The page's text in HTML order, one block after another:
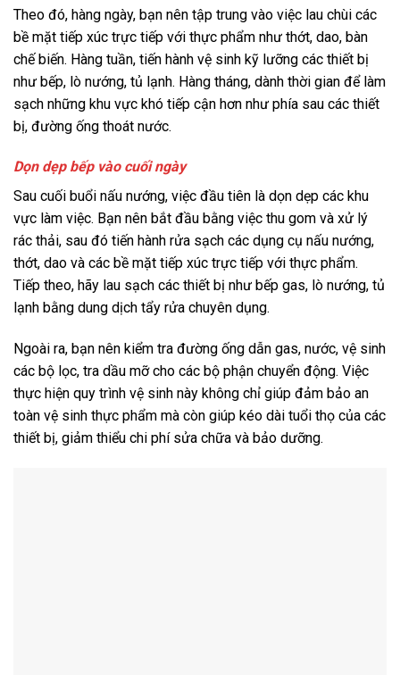
Theo đó, hàng ngày, bạn nên tập trung vào việc lau chùi các
bề mặt tiếp xúc trực tiếp với thực phẩm như thớt, dao, bàn
chế biến. Hàng tuần, tiến hành vệ sinh kỹ lưỡng các thiết bị
như bếp, lò nướng, tủ lạnh. Hàng tháng, dành thời gian để làm
sạch những khu vực khó tiếp cận hơn như phía sau các thiết
bị, đường ống thoát nước.
Dọn dẹp bếp vào cuối ngày
Sau cuối buổi nấu nướng, việc đầu tiên là dọn dẹp các khu
vực làm việc. Bạn nên bắt đầu bằng việc thu gom và xử lý
rác thải, sau đó tiến hành rửa sạch các dụng cụ nấu nướng,
thớt, dao và các bề mặt tiếp xúc trực tiếp với thực phẩm.
Tiếp theo, hãy lau sạch các thiết bị như bếp gas, lò nướng, tủ
lạnh bằng dung dịch tẩy rửa chuyên dụng.
Ngoài ra, bạn nên kiểm tra đường ống dẫn gas, nước, vệ sinh
các bộ lọc, tra dầu mỡ cho các bộ phận chuyển động. Việc
thực hiện quy trình vệ sinh này không chỉ giúp đảm bảo an
toàn vệ sinh thực phẩm mà còn giúp kéo dài tuổi thọ của các
thiết bị, giảm thiểu chi phí sửa chữa và bảo dưỡng.